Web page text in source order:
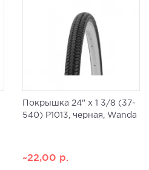
Покрышка 24" x 1 3/8 (37-
540) P1013, черная, Wanda
~22,00 р.